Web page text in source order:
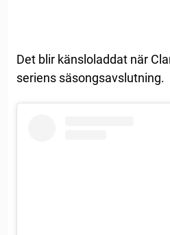
Det blir känsloladdat när
seriens säsongsavslutning.